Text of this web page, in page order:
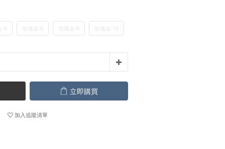
/4 玫瑰金/6 玫瑰金/9 玫瑰金/15
立即購買
加入追蹤清單